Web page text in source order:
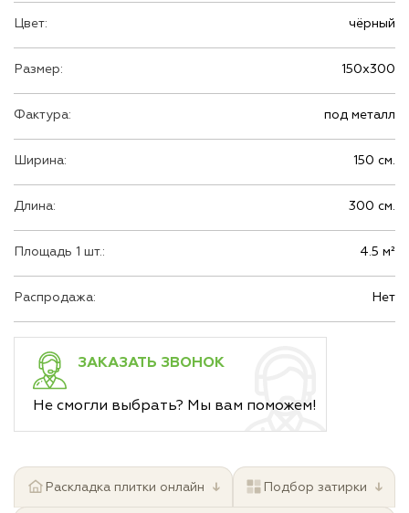
Цвет: чёрный
Размер: 150х300
Фактура: под металл
Ширина: 150 см.
Длина: 300 см.
Площадь 1 шт.: 4.5 м²
Распродажа: Нет
ЗАКАЗАТЬ ЗВОНОК
Не смогли выбрать? Мы вам поможем!
Раскладка плитки онлайн ↓ Подбор затирки ↓